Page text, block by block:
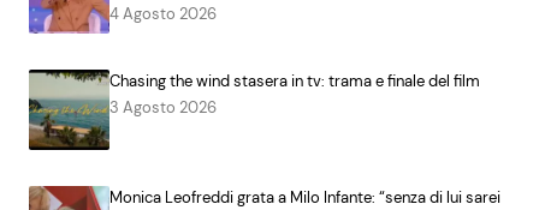
4 Agosto 2026
Chasing the wind stasera in tv: trama e finale del film
3 Agosto 2026
Monica Leofreddi grata a Milo Infante: “senza di lui sarei